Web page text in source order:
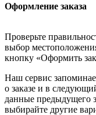
Оформление заказа
Проверьте
выбор
кнопку «Оформить
Наш сервис
о заказе и в
данные предыдущего
выбирайте другие